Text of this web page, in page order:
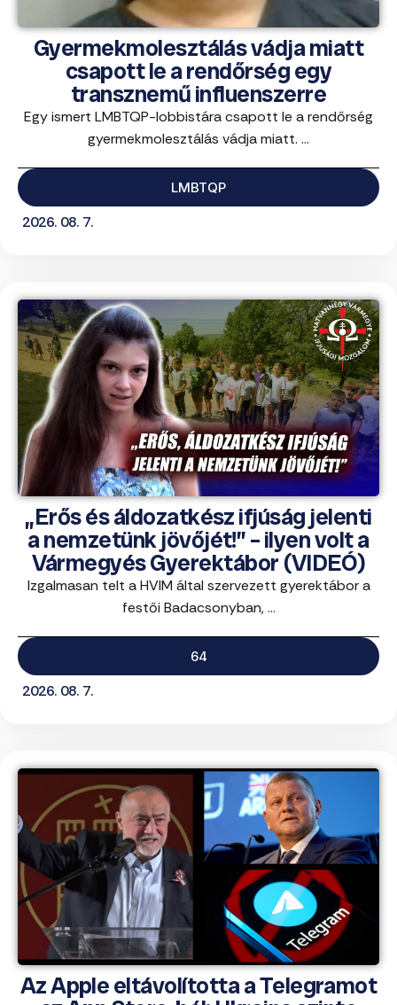
Gyermekmolesztálás vádja miatt
csapott le a rendőrség egy
transznemű influenszerre
Egy ismert LMBTQP-lobbistára csapott le a rendőrség
gyermekmolesztálás vádja miatt. ...
LMBTQP
2026. 08. 7.
„Erős és áldozatkész ifjúság jelenti
a nemzetünk jövőjét!” – ilyen volt a
Vármegyés Gyerektábor (VIDEÓ)
Izgalmasan telt a HVIM által szervezett gyerektábor a
festői Badacsonyban, ...
64
2026. 08. 7.
Az Apple eltávolította a Telegramot